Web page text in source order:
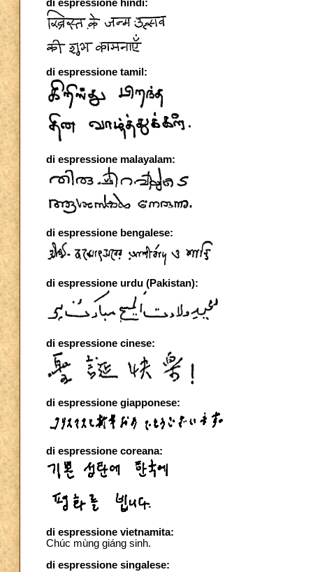
di espressione hindi:
di espressione tamil:
di espressione malayalam:
di espressione bengalese:
di espressione urdu (Pakistan):
di espressione cinese:
di espressione giapponese:
di espressione coreana:
di espressione vietnamita:
Chúc mùng giáng sinh.
di espressione singalese: